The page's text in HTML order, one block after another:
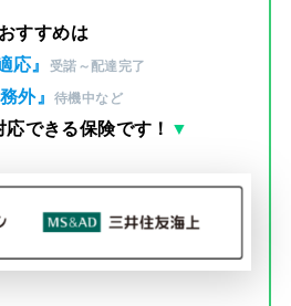
おすすめは
応』
受諾～配達完了
外』 待機中など
応できる保険です！ ▼